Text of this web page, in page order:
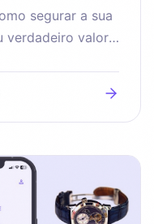
segurar a sua
verdadeiro valor